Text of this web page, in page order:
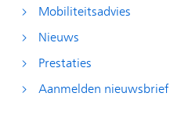
Mobiliteitsadvies
Nieuws
Prestaties
Aanmelden nieuwsbrief